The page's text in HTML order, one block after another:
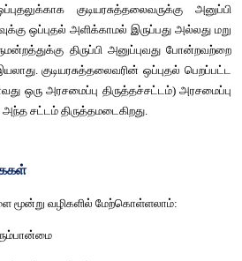
வருகை தந்து வாக்களிக்கும்
இரண்டு பங்கு பெரும்பான்மை
அந்த முன்வரைவை
காரணமாக
ஈரவைகளையும் இணைந்து
ஏதேனும் திருத்தங்கள்
அதாவது அத்தகைய
பெரும்பான்மை தேவை.